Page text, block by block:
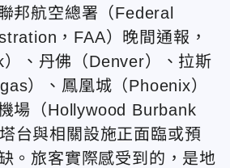
邦航空總署（Federal
，FAA）晚間通報，
、丹佛（Denver）、拉斯
）、鳳凰城（Phoenix）
場（Hollywood Burbank
台與相關設施正面臨或預
。旅客實際感受到的，是地